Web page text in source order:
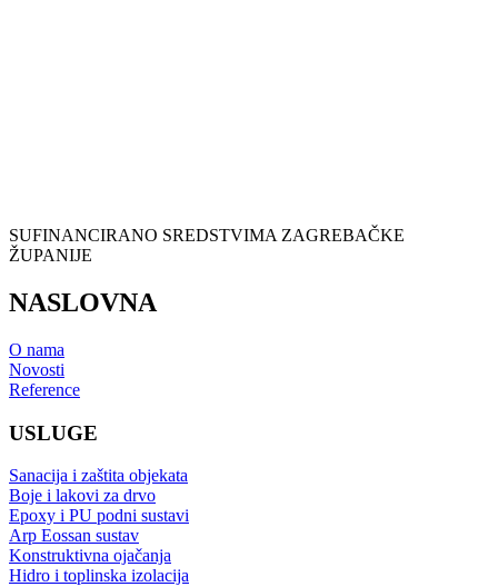
SUFINANCIRANO SREDSTVIMA ZAGREBAČKE
ŽUPANIJE
NASLOVNA
O nama
Novosti
Reference
USLUGE
Sanacija i zaštita objekata
Boje i lakovi za drvo
Epoxy i PU podni sustavi
Arp Eossan sustav
Konstruktivna ojačanja
Hidro i toplinska izolacija